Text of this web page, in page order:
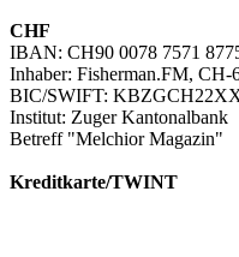
CHF
IBAN: CH90 0078 7571
Inhaber: Fisherman.FM, CH-
BIC/SWIFT:
Institut: Zuger Kantonalbank
Betreff "Melchior Magazin"
Kreditkarte/TWINT